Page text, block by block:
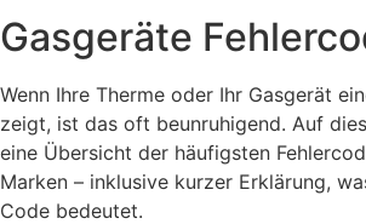
Gasgeräte
Wenn Ihre Therme oder Ihr Gasgerät
zeigt, ist das oft beunruhigend. Auf
eine Übersicht der häufigsten
Marken – inklusive kurzer Erklärung,
Code bedeutet.